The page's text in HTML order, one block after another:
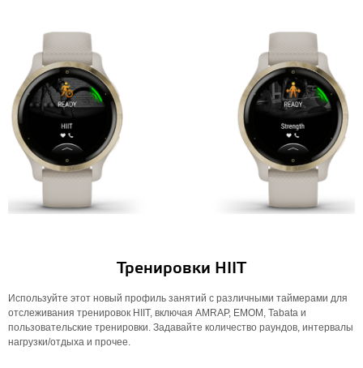
Тренировки HIIT
Используйте этот новый профиль занятий с различными таймерами для
отслеживания тренировок HIIT, включая AMRAP, EMOM, Tabata и
пользовательские тренировки. Задавайте количество раундов, интервалы
нагрузки/отдыха и прочее.